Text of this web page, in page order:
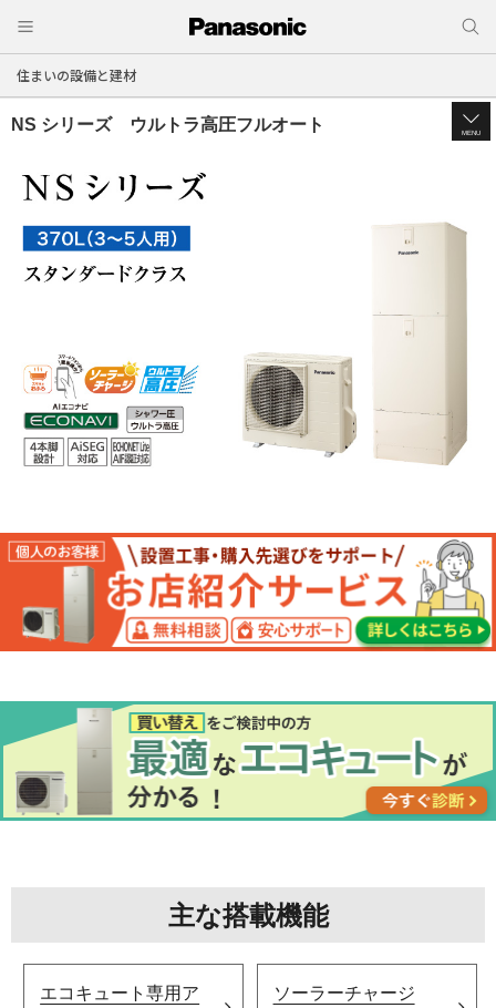
住まいの設備と建材
NS シリーズ ウルトラ高圧フルオート MENU
主な搭載機能
エコキュート専用ア
ソーラーチャージ